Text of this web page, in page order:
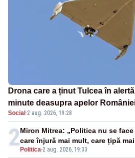
Drona care a ținut Tulcea în
minute deasupra apelor
două F-16
Social·2 aug. 2026, 19:28
2Politica-2 aug. 2026, 19:33
Miron Mitrea: „Politica nu se
care înjură mai mult, care țipă